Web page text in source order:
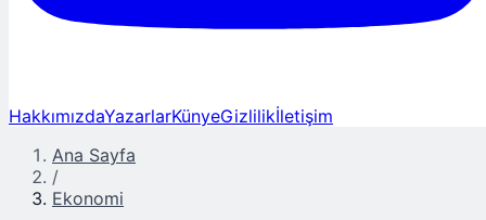
HakkımızdaYazarlarKünyeGizlilikİletişim
Ana Sayfa
/
Ekonomi